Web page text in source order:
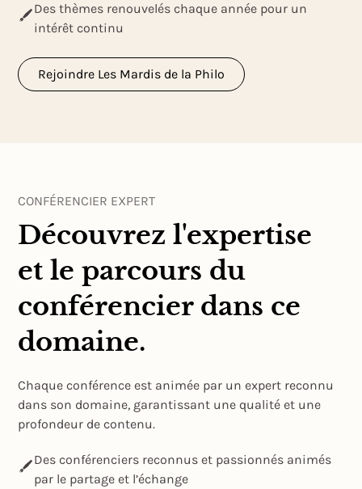
Des thèmes renouvelés chaque année pour un
intérêt continu
Rejoindre Les Mardis de la Philo
CONFÉRENCIER EXPERT
Découvrez l'expertise
et le parcours du
conférencier dans ce
domaine.
Chaque conférence est animée par un expert reconnu
dans son domaine, garantissant une qualité et une
profondeur de contenu.
Des conférenciers reconnus et passionnés animés
par le partage et l’échange